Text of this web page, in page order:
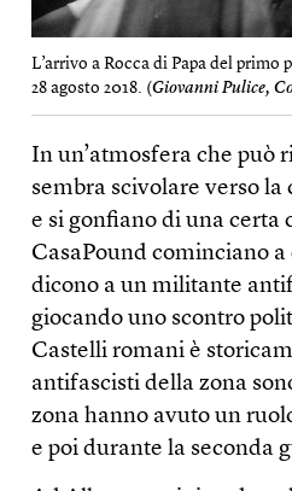
L’arrivo a Rocca di Papa del
28 agosto 2018. (Giovanni Pulice,
In un’atmosfera che può
sembra scivolare verso
e si gonfiano di una
CasaPound cominciano
dicono a un militante
giocando uno scontro
Castelli romani è
antifascisti della zona
zona hanno avuto un
e poi durante la seconda